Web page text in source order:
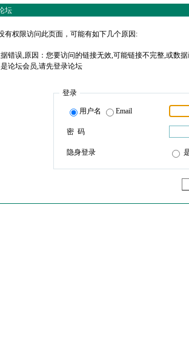
坛
有权限访问此页面，可能有如下几个原因:
错误,原因：您要访问的链接无效,可能链接不完整,或数
论坛会员,请先登录论坛
登录
用户名 Email
密 码
隐身登录